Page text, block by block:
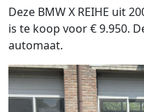
Deze BMW X REIHE uit
is te koop voor € 9.950.
automaat.